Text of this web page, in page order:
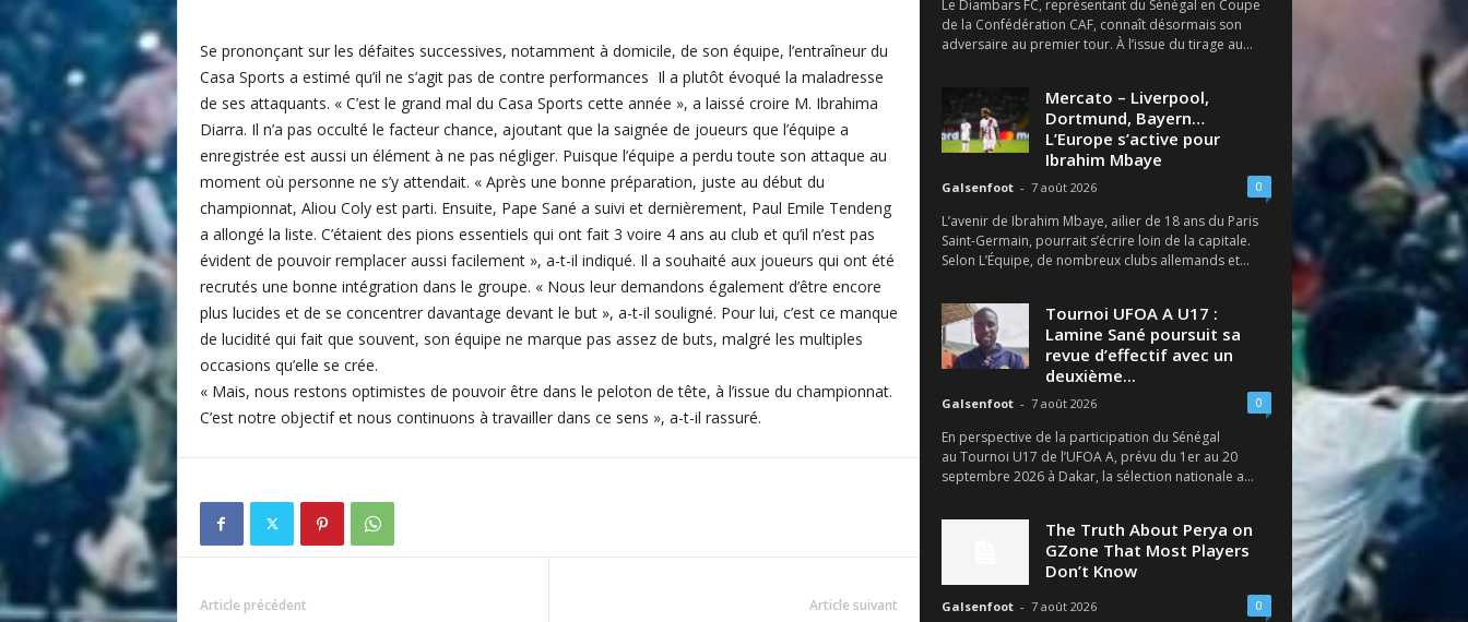
é
d
u
F
o
a
l
S
é
n
é
l
a
i
Se prononçant sur les défaites successives, notamment à domicile, de son équipe, l’entraîneur du
Casa Sports a estimé qu’il ne s’agit pas de contre performances Il a plutôt évoqué la maladresse
de ses attaquants. « C’est le grand mal du Casa Sports cette année », a laissé croire M. Ibrahima
Diarra. Il n’a pas occulté le facteur chance, ajoutant que la saignée de joueurs que l’équipe a
enregistrée est aussi un élément à ne pas négliger. Puisque l’équipe a perdu toute son attaque au
moment où personne ne s’y attendait. « Après une bonne préparation, juste au début du
championnat, Aliou Coly est parti. Ensuite, Pape Sané a suivi et dernièrement, Paul Emile Tendeng
a allongé la liste. C’étaient des pions essentiels qui ont fait 3 voire 4 ans au club et qu’il n’est pas
évident de pouvoir remplacer aussi facilement », a-t-il indiqué. Il a souhaité aux joueurs qui ont été
recrutés une bonne intégration dans le groupe. « Nous leur demandons également d’être encore
plus lucides et de se concentrer davantage devant le but », a-t-il souligné. Pour lui, c’est ce manque
de lucidité qui fait que souvent, son équipe ne marque pas assez de buts, malgré les multiples
occasions qu’elle se crée.
« Mais, nous restons optimistes de pouvoir être dans le peloton de tête, à l’issue du championnat.
C’est notre objectif et nous continuons à travailler dans ce sens », a-t-il rassuré.
Article précédent Article suivant
Le Diambars FC, représentant du Sénégal en Coupe
de la Confédération CAF, connaît désormais son
adversaire au premier tour. À l’issue du tirage au...
Mercato – Liverpool,
Dortmund, Bayern…
L’Europe s’active pour
Ibrahim Mbaye
Galsenfoot - 7 août 2026 0
L’avenir de Ibrahim Mbaye, ailier de 18 ans du Paris
Saint-Germain, pourrait s’écrire loin de la capitale.
Selon L’Équipe, de nombreux clubs allemands et...
Tournoi UFOA A U17 :
Lamine Sané poursuit sa
revue d’effectif avec un
deuxième...
Galsenfoot - 7 août 2026 0
En perspective de la participation du Sénégal
au Tournoi U17 de l’UFOA A, prévu du 1er au 20
septembre 2026 à Dakar, la sélection nationale a...
The Truth About Perya on
GZone That Most Players
Don’t Know
Galsenfoot - 7 août 2026 0